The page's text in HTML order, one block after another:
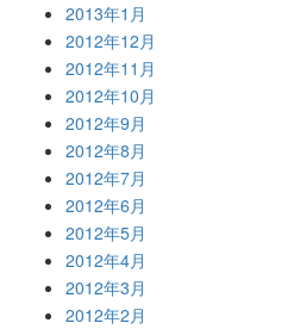
2013年1月
2012年12月
2012年11月
2012年10月
2012年9月
2012年8月
2012年7月
2012年6月
2012年5月
2012年4月
2012年3月
2012年2月